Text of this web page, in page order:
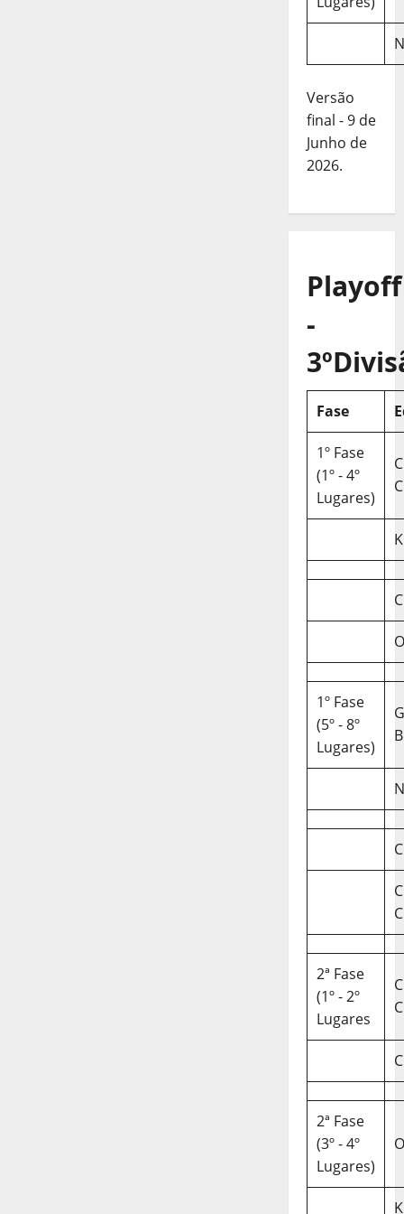
Versão
final - 9 de
Junho de
2026.
Playoff
-
Fase
1º Fase
(1º - 4º
Lugares)
C
1º Fase
(5º - 8º
Lugares)
B
C
2ª Fase
(1º - 2º
Lugares
C
2ª Fase
(3º - 4º
Lugares)